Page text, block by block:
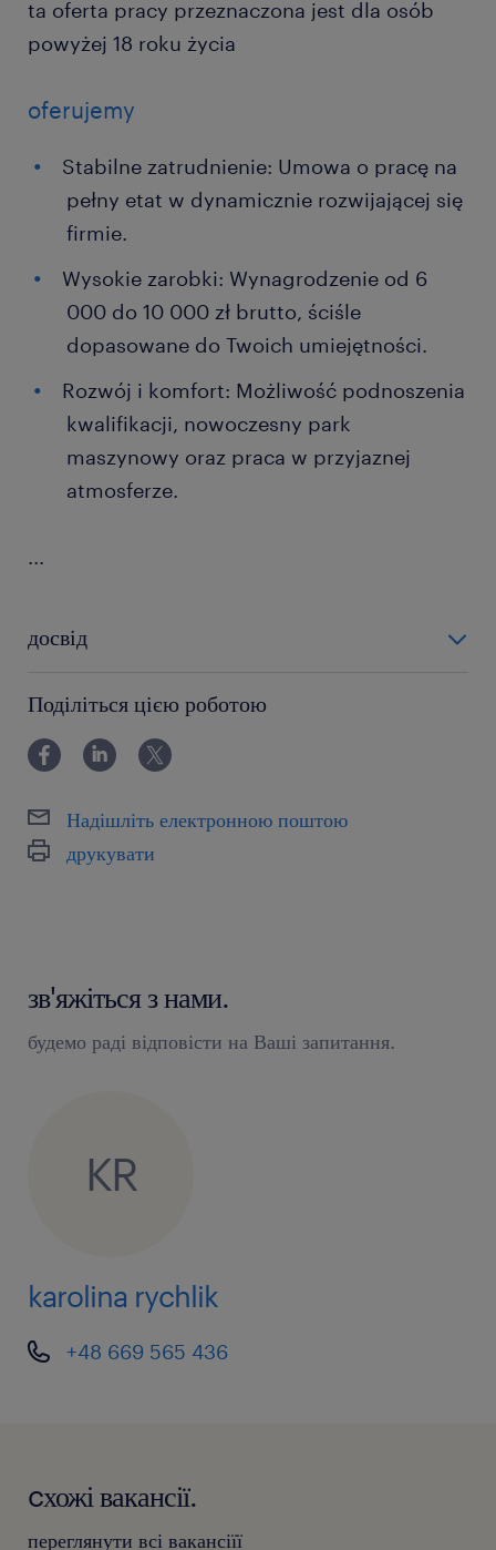
ta oferta pracy przeznaczona jest dla osób
powyżej 18 roku życia
oferujemy
Stabilne zatrudnienie: Umowa o pracę na
pełny etat w dynamicznie rozwijającej się
firmie.
Wysokie zarobki: Wynagrodzenie od 6
000 do 10 000 zł brutto, ściśle
dopasowane do Twoich umiejętności.
Rozwój i komfort: Możliwość podnoszenia
kwalifikacji, nowoczesny park
maszynowy oraz praca w przyjaznej
atmosferze.
...
досвід
Поділіться цією роботою
Надішліть електронною поштою
друкувати
зв'яжіться з нами.
будемо раді відповісти на Ваші запитання.
KR
karolina rychlik
+48 669 565 436
cхожі вакансії.
переглянути всі вакансіїї